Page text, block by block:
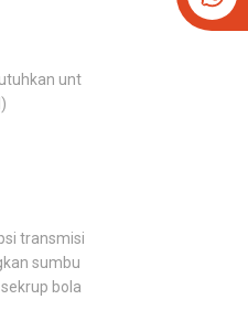
unt
transmisi
sumbu
bola